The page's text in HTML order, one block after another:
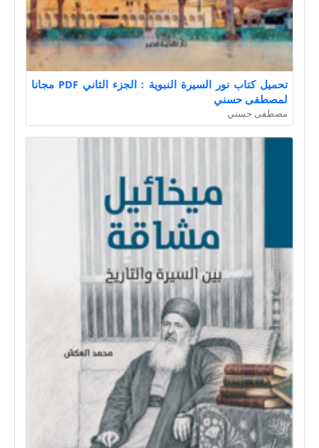
تحميل كتاب نور السيرة النبوية : الجزء الثاني PDF مجانا
لمصطفى حسني
مصطفى حسني